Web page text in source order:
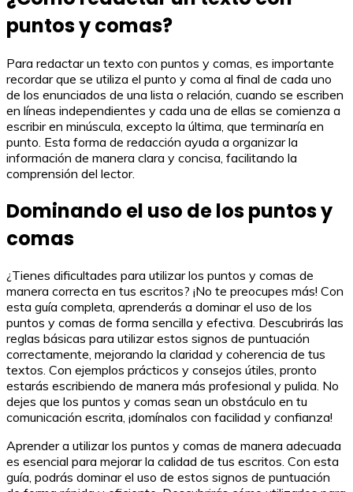
puntos y comas?
Para redactar un texto con puntos y comas, es importante
recordar que se utiliza el punto y coma al final de cada uno
de los enunciados de una lista o relación, cuando se escriben
en líneas independientes y cada una de ellas se comienza a
escribir en minúscula, excepto la última, que terminaría en
punto. Esta forma de redacción ayuda a organizar la
información de manera clara y concisa, facilitando la
comprensión del lector.
Dominando el uso de los puntos y
comas
¿Tienes dificultades para utilizar los puntos y comas de
manera correcta en tus escritos? ¡No te preocupes más! Con
esta guía completa, aprenderás a dominar el uso de los
puntos y comas de forma sencilla y efectiva. Descubrirás las
reglas básicas para utilizar estos signos de puntuación
correctamente, mejorando la claridad y coherencia de tus
textos. Con ejemplos prácticos y consejos útiles, pronto
estarás escribiendo de manera más profesional y pulida. No
dejes que los puntos y comas sean un obstáculo en tu
comunicación escrita, ¡domínalos con facilidad y confianza!
Aprender a utilizar los puntos y comas de manera adecuada
es esencial para mejorar la calidad de tus escritos. Con esta
guía, podrás dominar el uso de estos signos de puntuación